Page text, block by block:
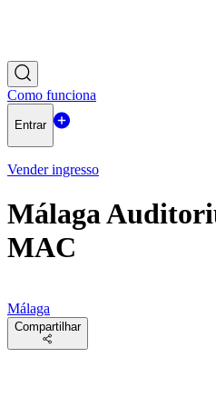
Como funciona
Entrar
Vender ingresso
Málaga
MAC
Málaga
Compartilhar